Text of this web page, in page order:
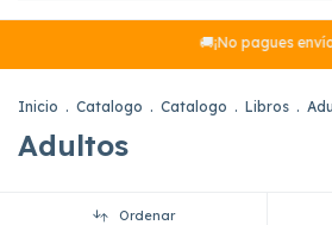
🚚¡No pagues envío!
Inicio . Catalogo . Catalogo . Libros .
Adultos
Ordenar